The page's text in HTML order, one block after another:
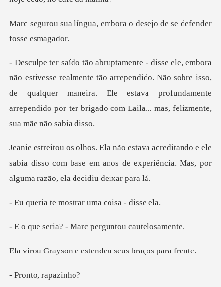
embora o desejo de se d
tão arrependido. Não sobre isso,
de qualquer maneira. Ele estava profundamente
a
do e ele
sabia disso com base em anos de experiênci
mostrar uma coi
- Marc pergunto
e estendeu seus
to, ra